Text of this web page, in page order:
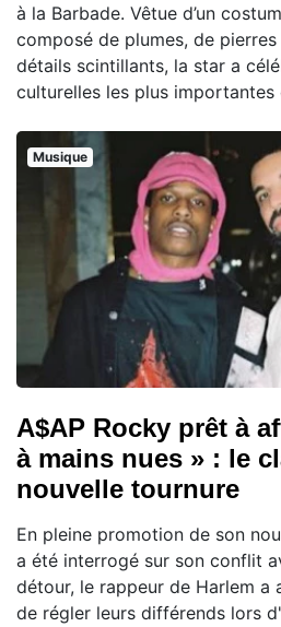
à la Barbade. Vêtue d’un
composé de plumes, de
détails scintillants, la star a
culturelles les plus importantes
Musique
A$AP Rocky prêt à
à mains nues » : le
nouvelle tournure
En pleine promotion de son
a été interrogé sur son conflit
détour, le rappeur de Harlem a
de régler leurs différends lors